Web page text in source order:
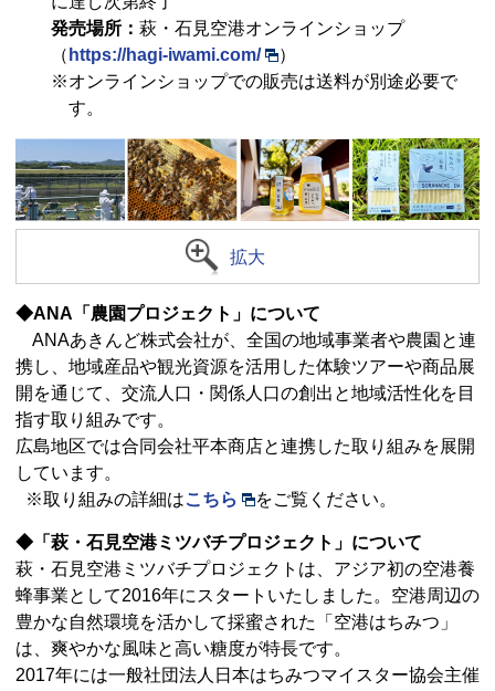
発売場所： 萩・石見空港オンラインショップ
（ https://hagi-iwami.com/
）
※オンラインショップでの販売は送料が別途必要で
す。
拡大
◆ANA「農園プロジェクト」について
ANAあきんど株式会社が、全国の地域事業者や農園と連
携し、地域産品や観光資源を活用した体験ツアーや商品展
開を通じて、交流人口・関係人口の創出と地域活性化を目
指す取り組みです。
広島地区では合同会社平本商店と連携した取り組みを展開
しています。
※取り組みの詳細はこちら をご覧ください。
◆「萩・石見空港ミツバチプロジェクト」について
萩・石見空港ミツバチプロジェクトは、アジア初の空港養
蜂事業として2016年にスタートいたしました。空港周辺の
豊かな自然環境を活かして採蜜された「空港はちみつ」
は、爽やかな風味と高い糖度が特長です。
2017年には一般社団法人日本はちみつマイスター協会主催